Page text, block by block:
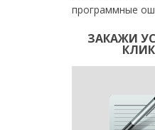
программные
ЗАКАЖИ